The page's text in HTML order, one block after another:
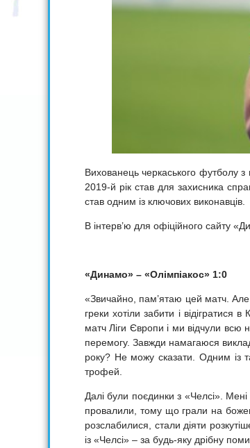
Вихованець черкаського футболу з
2019-й рік став для захисника
став одним із ключових виконавців.
В інтерв’ю для офіційного сайту
«Динамо» – «Олімпіакос» 1:0
«Звичайно, пам’ятаю цей матч. Але
греки хотіли забити і
матч Ліги Європи і ми відчули всю
перемогу. Завжди намагаюся
року? Не можу сказати. Одним із
трофей.
Далі були поєдинки з «Челсі».
провалили, тому що грали на
розслабилися, стали діяти
із «Челсі» – за будь-яку дрібну